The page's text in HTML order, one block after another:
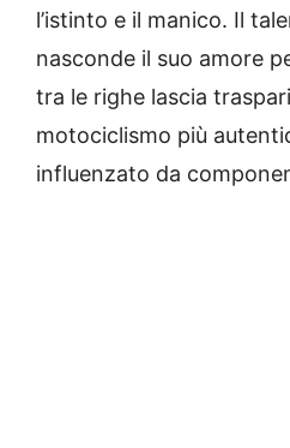
l’istinto e il manico. Il
nasconde il suo amore
tra le righe lascia
motociclismo più
influenzato da